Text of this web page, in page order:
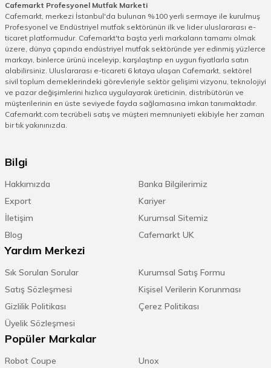
olacaktır.
Buz Makinesi Temizleyici Fiyatları
Uygun fiyatlı buz makinesi temizleyicilerine ulaşabileceğiniz
cafemarkt.com aynı zamanda hızlı kargo seçeneğiyle de hizmet
vermektedir. Buz makinenizin sağlığı için edineceğiniz buz makinesi
temizleyicinizi kaliteli markalar arasından tercih etmeniz ileride
makinenizin size çıkartacağı masrafları en aza indirgeyecektir.
Buz makinenizi temizlerken ya da doğru ürünü seçmek için
cafemarkt.com müşteri desteği hattında dilediğiniz soruları
sorabilirsiniz. Satılan markalarda teknik destek alabilmenizi sağlayan
cafemarkt müşteri memnuniyetine önem vermektedir.
Temizleme ürününde en dikkat edilmesi gereken özellik kireç ve biriken
edilen buzların mikrop barındırması işletmeler için büyük sorunlar
gereken bir konudur. Her temizlik ürününün kendine özel kullanımı
olabilir. Günlük temizlik yaparken mutlaka satın aldığınız ürünün
kullanma önerisine uyun. Yapacağınız hatalı bir uygulama hem sağlık
hem de makinenin aksamı için zararlı olabilir. Küçük bir bakım hatasıyla
Cafemarkt Profesyonel Mutfak Marketi
Cafemarkt, merkezi İstanbul'da bulunan %100 yerli sermaye ile kurulmuş
Profesyonel ve Endüstriyel mutfak sektörünün ilk ve lider uluslararası e-
ticaret platformudur. Cafemarkt'ta başta yerli markaların tamamı olmak
üzere, dünya çapında endüstriyel mutfak sektöründe yer edinmiş yüzlerce
markayı, binlerce ürünü inceleyip, karşılaştırıp en uygun fiyatlarla satın
alabilirsiniz. Uluslararası e-ticareti 6 kıtaya ulaşan Cafemarkt, sektörel
sivil toplum derneklerindeki görevleriyle sektör gelişimi vizyonu, teknolojiyi
ve pazar değişimlerini hızlıca uygulayarak üreticinin, distribütörün ve
müşterilerinin en üste seviyede fayda sağlamasına imkan tanımaktadır.
Cafemarkt.com tecrübeli satış ve müşteri memnuniyeti ekibiyle her zaman
bir tık yakınınızda.
Bilgi
Hakkımızda
Banka Bilgilerimiz
Export
Kariyer
İletişim
Kurumsal Sitemiz
Blog
Cafemarkt UK
Yardım Merkezi
Sık Sorulan Sorular
Kurumsal Satış Formu
Satış Sözleşmesi
Kişisel Verilerin Korunması
Gizlilik Politikası
Çerez Politikası
Üyelik Sözleşmesi
Popüler Markalar
Robot Coupe Unox